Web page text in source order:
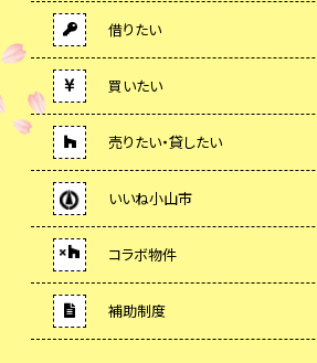
借りたい
買いたい
売りたい・貸したい
いいね小山市
コラボ物件
補助制度